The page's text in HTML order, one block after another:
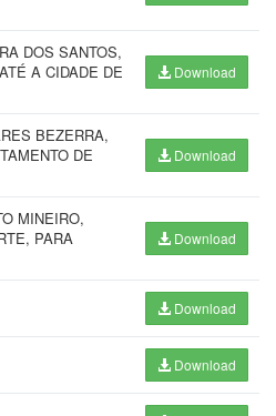
DOS SANTOS,
A CIDADE DE
Download
BEZERRA,
DE
Download
MINEIRO,
PARA
Download
Download
Download